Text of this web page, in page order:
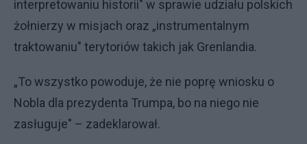
interpretowaniu historii" w sprawie udziału polskich
żołnierzy w misjach oraz „instrumentalnym
traktowaniu" terytoriów takich jak Grenlandia.
„To wszystko powoduje, że nie poprę wniosku o
Nobla dla prezydenta Trumpa, bo na niego nie
zasługuje" – zadeklarował.